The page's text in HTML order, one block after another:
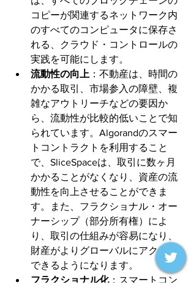
コピーが関連するネットワーク内
のすべてのコンピュータに保存さ
れる、クラウド・コントロールの
実践を可能にします。
流動性の向上 ：不動産は、時間の
かかる取引、市場参入の障壁、複
雑なアウトリーチなどの要因か
ら、流動性が比較的低いことで知
られています。Algorandのスマー
トコントラクトを利用すること
で、SliceSpaceは、取引に数ヶ月
かかることがなくなり、資産の流
動性を向上させることができま
す。また、フラクショナル・オー
ナーシップ（部分所有権）によ
り、取引の仕組みが容易になり、
財産がよりグローバルにアクセス
できるようになります。
フラクショナル化：スマートコン